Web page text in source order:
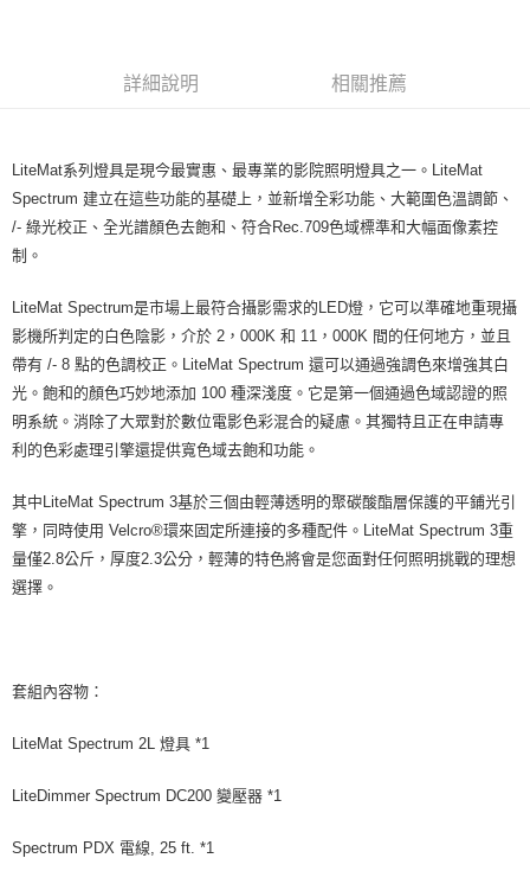
AFTEE先享後付
便利好安心！
１．簡單：不需註冊會員、不需綁卡、不需儲值。
２．便利：只要手機號碼，簡訊認證，即可結帳。
３．安心：先確認商品／服務後，再付款。
１．於結帳方式選擇「AFTEE先享後付」後，將跳轉至「AFTEE先享後付」
結帳頁面，進行簡訊認證並確認金額後，即可完成結帳。
２．訂單成立數日內，您將收到繳費通知簡訊。
３．收到繳費通知簡訊後14天內，點擊此簡訊中的連結，可透過四大超商／
ATM／網路銀行／等多元方式進行付款，方視為交易完成。
※ 請注意：結帳手續完成當下不需立刻繳費，但若您需要取消訂單，請聯絡
購買商品的店家。未經商家同意取消之訂單仍視為有效，需透過AFTEE先享
後付繳納相關費用。
是否繳費成功／繳費後需取消欲退款等相關疑問，請聯繫「AFTEE先享後付
【注意事項】
１．透過由恩沛科技股份有限公司提供之「AFTEE先享後付」服務完成之交
３．未成年的使用者請事先徵得法定代理人或監護人之同意方可使用
４．使用「AFTEE先享後付」時，將依據個別帳號之用戶狀況，依本公司即
請求用戶進行身份認證。
恩沛科技股份有限公司將有權停止該用戶之使用額度並採取法律行動。
運送方式
宅配
免運費
詳細說明 相關推薦
LiteMat系列燈具是現今最實惠、最專業的影院照明燈具之一。LiteMat
Spectrum 建立在這些功能的基礎上，並新增全彩功能、大範圍色溫調節、
/- 綠光校正、全光譜顏色去飽和、符合Rec.709色域標準和大幅面像素控
制。
LiteMat Spectrum是市場上最符合攝影需求的LED燈，它可以準確地重現攝
影機所判定的白色陰影，介於 2，000K 和 11，000K 間的任何地方，並且
帶有 /- 8 點的色調校正。LiteMat Spectrum 還可以通過強調色來增強其白
光。飽和的顏色巧妙地添加 100 種深淺度。它是第一個通過色域認證的照
明系統。消除了大眾對於數位電影色彩混合的疑慮。其獨特且正在申請專
利的色彩處理引擎還提供寬色域去飽和功能。
其中LiteMat Spectrum 3基於三個由輕薄透明的聚碳酸酯層保護的平鋪光引
擎，同時使用 Velcro®環來固定所連接的多種配件。LiteMat Spectrum 3重
量僅2.8公斤，厚度2.3公分，輕薄的特色將會是您面對任何照明挑戰的理想
選擇。
套組內容物：
LiteMat Spectrum 2L 燈具 *1
LiteDimmer Spectrum DC200 變壓器 *1
Spectrum PDX 電線, 25 ft. *1